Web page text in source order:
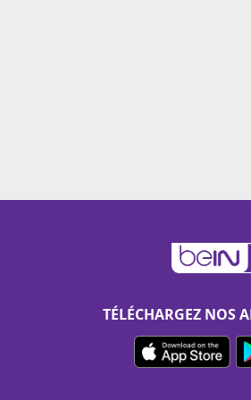
TÉLÉCHARGEZ NOS